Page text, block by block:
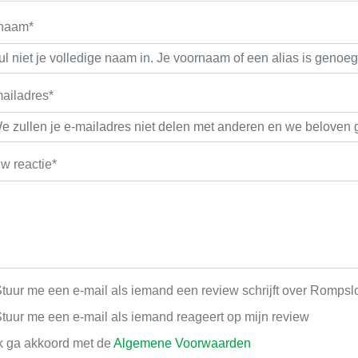
reactie*
me een e-mail als iemand een review schrijft over
me een e-mail als iemand reageert op mijn review
ga akkoord met de Algemene Voorwaarden